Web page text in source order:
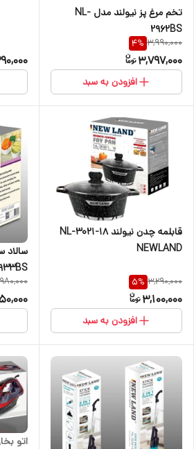
تخم مرغ پز نیولند مدل NL-
2962BS
3,990,000
4%
3,797,000
افزودن به سبد
قابلمه چدن نیولند NL-3021-18
NEWLAND
3,290,000
5%
3,100,000
افزودن به سبد
سالاد
2933BS
اتو